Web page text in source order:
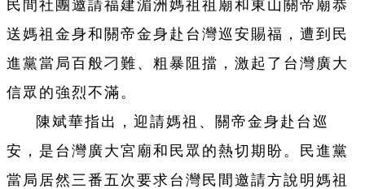
民間社團邀請福建湄洲媽祖祖廟和東山關帝廟恭
送媽祖金身和關帝金身赴台灣巡安賜福，遭到民
進黨當局百般刁難、粗暴阻擋，激起了台灣廣大
信眾的強烈不滿。
陳斌華指出，迎請媽祖、關帝金身赴台巡
安，是台灣廣大宮廟和民眾的熱切期盼。民進黨
當局居然三番五次要求台灣民間邀請方說明媽祖